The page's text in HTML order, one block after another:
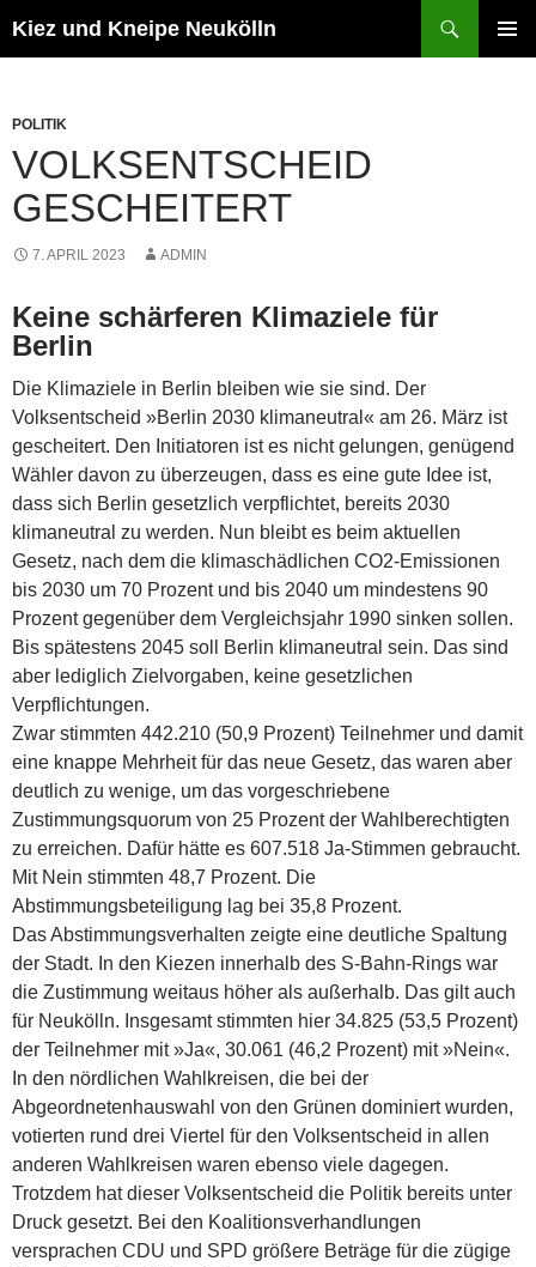
Inhalt
Kiez und Kneipe Neukölln
POLITIK
VOLKSENTSCHEID
GESCHEITERT
7. APRIL 2023 ADMIN
Keine schärferen Klimaziele für
Berlin
Die Klimaziele in Berlin bleiben wie sie sind. Der
Volksentscheid »Berlin 2030 klimaneutral« am 26. März ist
gescheitert. Den Initiatoren ist es nicht gelungen, genügend
Wähler davon zu überzeugen, dass es eine gute Idee ist,
dass sich Berlin gesetzlich verpflichtet, bereits 2030
klimaneutral zu werden. Nun bleibt es beim aktuellen
Gesetz, nach dem die klimaschädlichen CO2-Emissionen
bis 2030 um 70 Prozent und bis 2040 um mindestens 90
Prozent gegenüber dem Vergleichsjahr 1990 sinken sollen.
Bis spätestens 2045 soll Berlin klimaneutral sein. Das sind
aber lediglich Zielvorgaben, keine gesetzlichen
Verpflichtungen.
Zwar stimmten 442.210 (50,9 Prozent) Teilnehmer und damit
eine knappe Mehrheit für das neue Gesetz, das waren aber
deutlich zu wenige, um das vorgeschriebene
Zustimmungsquorum von 25 Prozent der Wahlberechtigten
zu erreichen. Dafür hätte es 607.518 Ja-Stimmen gebraucht.
Mit Nein stimmten 48,7 Prozent. Die
Abstimmungsbeteiligung lag bei 35,8 Prozent.
Das Abstimmungsverhalten zeigte eine deutliche Spaltung
der Stadt. In den Kiezen innerhalb des S-Bahn-Rings war
die Zustimmung weitaus höher als außerhalb. Das gilt auch
für Neukölln. Insgesamt stimmten hier 34.825 (53,5 Prozent)
der Teilnehmer mit »Ja«, 30.061 (46,2 Prozent) mit »Nein«.
In den nördlichen Wahlkreisen, die bei der
Abgeordnetenhauswahl von den Grünen dominiert wurden,
votierten rund drei Viertel für den Volksentscheid in allen
anderen Wahlkreisen waren ebenso viele dagegen.
Trotzdem hat dieser Volksentscheid die Politik bereits unter
Druck gesetzt. Bei den Koalitionsverhandlungen
versprachen CDU und SPD größere Beträge für die zügige